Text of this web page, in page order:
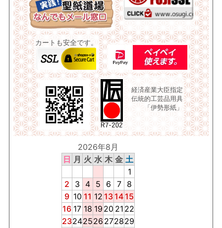
カートも安全です。
経済産業大臣指定
伝統的工芸品用具
「伊勢形紙」
2026年8月
日 月 火 水 木 金 土
1
2
3 4 5 6 7
8
9 10 11 12 13 14 15
16 17 18 19 20 21 22
23242526 272829